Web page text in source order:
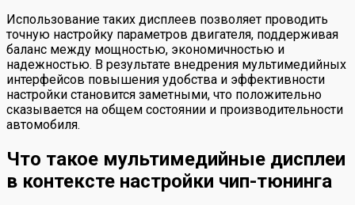
Использование таких дисплеев позволяет проводить
точную настройку параметров двигателя, поддерживая
баланс между мощностью, экономичностью и
надежностью. В результате внедрения мультимедийных
интерфейсов повышения удобства и эффективности
настройки становится заметными, что положительно
сказывается на общем состоянии и производительности
автомобиля.
Что такое мультимедийные дисплеи
в контексте настройки чип-тюнинга